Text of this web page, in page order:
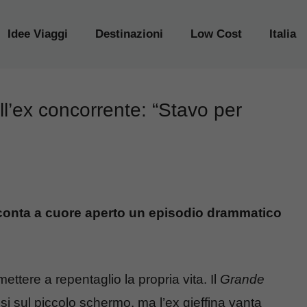
Idee Viaggi Destinazioni Low Cost Italia
concorrente: “Stavo per
a cuore aperto un episodio drammatico
a repentaglio la propria vita. Il Grande
sul piccolo schermo, ma l’ex gieffina vanta